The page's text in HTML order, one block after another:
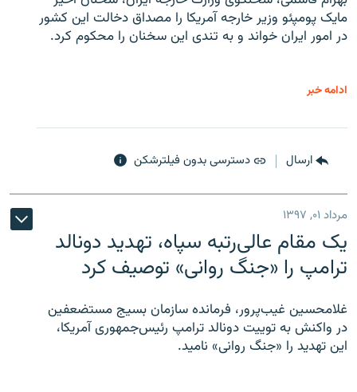
مایک پومپئو وزیر خارجه آمریکا را مصداق دخالت این کشور
در امور ایران خواند و به تندی این سخنان را محکوم کرد.
ادامه خبر
ارسال دسترسی بدون فیلترشکن
مرداد ۰۱, ۱۳۹۷
یک مقام عالی‌رتبه سپاه، تهدید دونالد
ترامپ را «جنگ روانی» توصیف کرد
غلامحسین غیب‌پرور، فرمانده سازمان بسیج مستضعفین
در واکنش به توییت دونالد ترامپ رئیس‌جمهوری آمریکا،
این تهدید را «جنگ روانی» نامید.